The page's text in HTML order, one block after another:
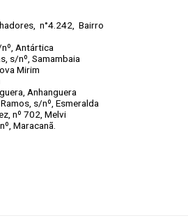
n°4.242, Bairro
Antártica
s/nº, Samambaia
Mirim
Anhanguera
s/nº, Esmeralda
nº 702, Melvi
Maracanã.